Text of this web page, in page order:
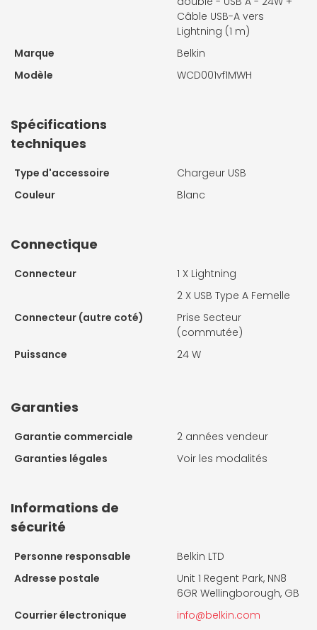
Câble USB-A vers
Lightning (1 m)
Marque
Belkin
Modèle
WCD001vf1MWH
Spécifications
techniques
Type d'accessoire
Chargeur USB
Couleur
Blanc
Connectique
Connecteur 1 X Lightning
2 X USB Type A Femelle
Connecteur (autre coté)
Prise Secteur
(commutée)
Puissance
24 W
Garanties
Garantie commerciale
2 années vendeur
Garanties légales
Voir les modalités
Informations de
sécurité
Personne responsable
Belkin LTD
Adresse postale
Unit 1 Regent Park, NN8
6GR Wellingborough, GB
Courrier électronique
info@belkin.com